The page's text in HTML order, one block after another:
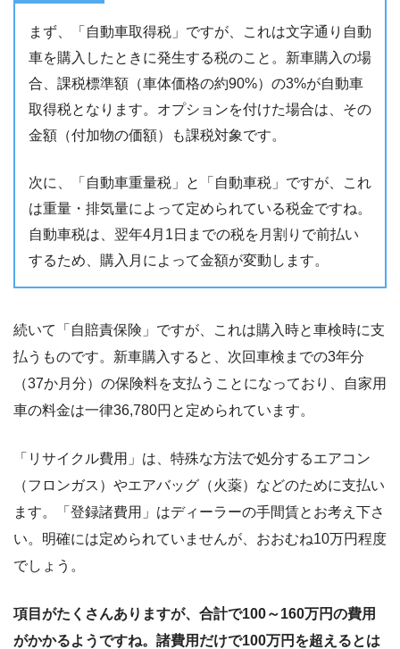
まず、「自動車取得税」ですが、これは文字通り自動
車を購入したときに発生する税のこと。新車購入の場
合、課税標準額（車体価格の約90%）の3%が自動車
取得税となります。オプションを付けた場合は、その
金額（付加物の価額）も課税対象です。
次に、「自動車重量税」と「自動車税」ですが、これ
は重量・排気量によって定められている税金ですね。
自動車税は、翌年4月1日までの税を月割りで前払い
するため、購入月によって金額が変動します。
続いて「自賠責保険」ですが、これは購入時と車検時に支
払うものです。新車購入すると、次回車検までの3年分
（37か月分）の保険料を支払うことになっており、自家用
車の料金は一律36,780円と定められています。
「リサイクル費用」は、特殊な方法で処分するエアコン
（フロンガス）やエアバッグ（火薬）などのために支払い
ます。「登録諸費用」はディーラーの手間賃とお考え下さ
い。明確には定められていませんが、おおむね10万円程度
でしょう。
項目がたくさんありますが、合計で100～160万円の費用
がかかるようですね。諸費用だけで100万円を超えるとは